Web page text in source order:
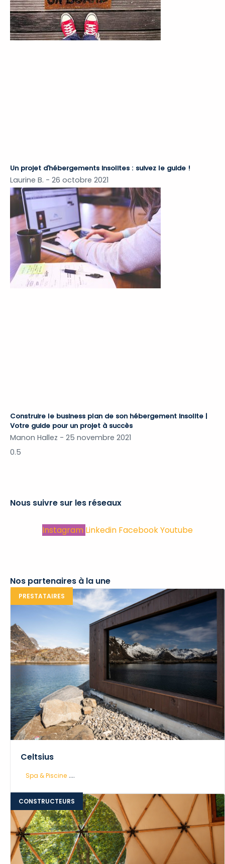
Un projet d’hébergements insolites : suivez le guide !
Laurine B. 26 octobre 2021
Construire le business plan de son hébergement insolite |
Votre guide pour un projet à succès
Manon Hallez 25 novembre 2021
Nous suivre sur les réseaux
Instagram Linkedin FacebookYoutube
Nos partenaires à la une
PRESTATAIRES
Celtsius
Spa & Piscine ....
CONSTRUCTEURS